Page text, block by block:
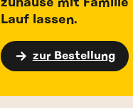
zuhause mit Familie
Lauf lassen.
zur Bestellung